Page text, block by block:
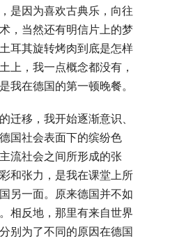
是因为喜欢古典乐，向往
，当然还有明信片上的梦
耳其旋转烤肉到底是怎样
上，我一点概念都没有，
我在德国的第一顿晚餐。
迁移，我开始逐渐意识、
国社会表面下的缤纷色
流社会之间所形成的张
和张力，是我在课堂上所
另一面。原来德国并不如
相反地，那里有来自世界
别为了不同的原因在德国